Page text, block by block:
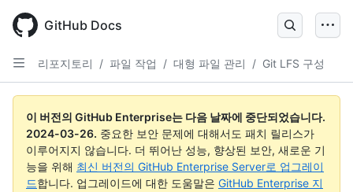
main
content
GitHub Docs
리포지토리 / 파일 작업 / 대형 파일 관리 / Git LFS 구성
이 버전의 GitHub Enterprise는 다음 날짜에 중단되었습니다.
2024-03-26. 중요한 보안 문제에 대해서도 패치 릴리스가
이루어지지 않습니다. 더 뛰어난 성능, 향상된 보안, 새로운 기
능을 위해 최신 버전의 GitHub Enterprise Server로 업그레이
드합니다. 업그레이드에 대한 도움말은 GitHub Enterprise 지